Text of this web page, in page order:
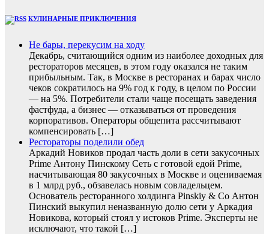
КУЛИНАРНЫЕ ПРИКЛЮЧЕНИЯ
Не бары, перекусим на ходу
Декабрь, считающийся одним из наиболее доходных для
рестораторов месяцев, в этом году оказался не таким
прибыльным. Так, в Москве в ресторанах и барах число
чеков сократилось на 9% год к году, в целом по России
— на 5%. Потребители стали чаще посещать заведения
фастфуда, а бизнес — отказываться от проведения
корпоративов. Операторы общепита рассчитывают
компенсировать […]
Рестораторы поделили обед
Аркадий Новиков продал часть доли в сети закусочных
Prime Антону Пинскому Сеть с готовой едой Prime,
насчитывающая 80 закусочных в Москве и оцениваемая
в 1 млрд руб., обзавелась новым совладельцем.
Основатель ресторанного холдинга Pinskiy & Co Антон
Пинский выкупил неназванную долю сети у Аркадия
Новикова, который стоял у истоков Prime. Эксперты не
исключают, что такой […]